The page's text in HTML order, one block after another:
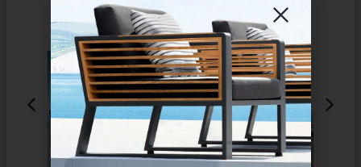
מוצרים נוספים שעשויים לעניין אותך
HIGOLD
SALE
HIGOLD
SALE